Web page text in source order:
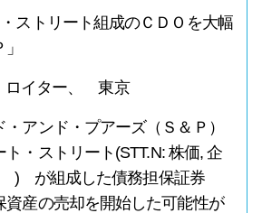
ストリート組成のＣＤＯを大幅
ロイター、 東京
ンド・プアーズ（Ｓ＆Ｐ）
・ストリート(STT.N: 株価, 企
) が組成した債務担保証券
資産の売却を開始した可能性が